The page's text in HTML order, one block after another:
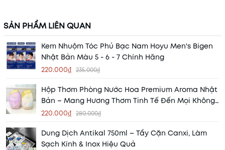
SẢN PHẨM LIÊN QUAN
Kem Nhuộm Tóc Phủ Bạc Nam Hoyu Men's Bigen
Nhật Bản Màu 5 - 6 - 7 Chính Hãng
220.000₫ 235.000₫
Hộp Thơm Phòng Nước Hoa Premium Aroma Nhật
Bản – Mang Hương Thơm Tinh Tế Đến Mọi Không
Gian
220.000₫ 280.000₫
Dung Dịch Antikal 750ml – Tẩy Cặn Canxi, Làm
Sạch Kính & Inox Hiệu Quả